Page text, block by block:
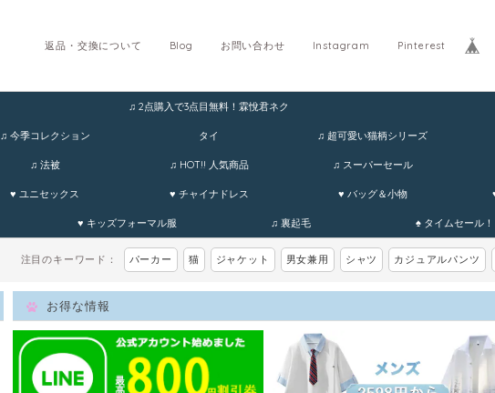
Pinterest
Instagram
お問い合わせ
Blog
返品・交換について
♫ 今季コレクション
♫ 2点購入で3点目無料！霖悅君ネク
タイ ♫ 超可愛い猫柄シリーズ
♫ 法被 ♫ HOT!! 人気商品 ♫ スーパーセール
♥ ユニセックス ♥ チャイナドレス ♥ バッグ＆小物
♥ キッズフォーマル服 ♫ 裏起毛 ♠ タイムセール！
注目のキーワード： パーカー 猫 ジャケット 男女兼用 シャツ カジュアルパンツ
お得な情報